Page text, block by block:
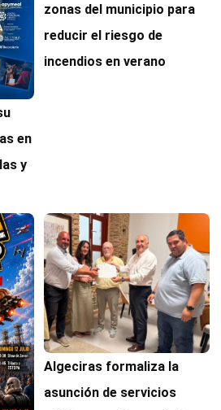
en
y
zonas del municipio para
reducir el riesgo de
incendios en verano
Algeciras formaliza la
asunción de servicios